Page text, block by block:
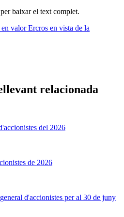
baixar el text complet.
valor Ercros en vista de la
relacionada
del 2026
de 2026
d'accionistes per al 30 de juny